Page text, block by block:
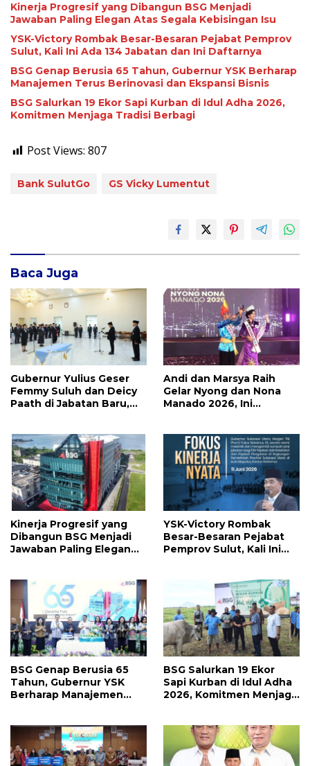
Kinerja Progresif yang Dibangun BSG Menjadi
Jawaban Paling Elegan Atas Segala Kebisingan Isu
YSK-Victory Rombak Besar-Besaran Pejabat Pemprov
Sulut, Kali Ini Ada 134 Jabatan dan Ini Daftarnya
BSG Genap Berusia 65 Tahun, Gubernur YSK Berharap
Manajemen Terus Berinovasi dan Ekspansi Bisnis
BSG Salurkan 19 Ekor Sapi Kurban di Idul Adha 2026,
Komitmen Menjaga Tradisi Berbagi
Post Views: 807
Bank SulutGo GS Vicky Lumentut
Baca Juga
Gubernur Yulius Geser
Femmy Suluh dan Deicy
Paath di Jabatan Baru,
Andi dan Marsya Raih
Gelar Nyong dan Nona
Manado 2026, Ini
Kinerja Progresif yang
Dibangun BSG Menjadi
Jawaban Paling Elegan
YSK-Victory Rombak
Besar-Besaran Pejabat
Pemprov Sulut, Kali Ini
BSG Genap Berusia 65
Tahun, Gubernur YSK
Berharap Manajemen
BSG Salurkan 19 Ekor
Sapi Kurban di Idul Adha
2026, Komitmen Menjaga